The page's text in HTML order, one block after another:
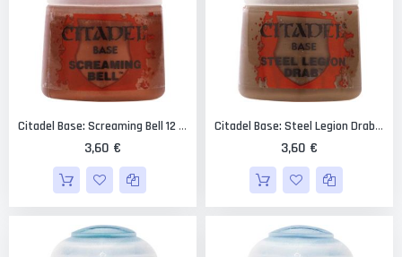
Citadel Base: Screaming Bell 12 Ml.
3,60 €
Citadel Base: Steel Legion Drab 12 Ml.
3,60 €